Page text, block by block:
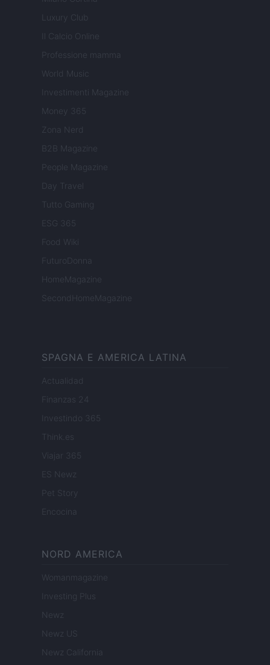
Luxury Club
Il Calcio Online
Professione mamma
World Music
Investimenti Magazine
Money 365
Zona Nerd
B2B Magazine
People Magazine
Day Travel
Tutto Gaming
ESG 365
Food Wiki
FuturoDonna
HomeMagazine
SecondHomeMagazine
SPAGNA E AMERICA LATINA
Actualidad
Finanzas 24
Investindo 365
Think.es
Viajar 365
ES Newz
Pet Story
Encocina
NORD AMERICA
Womanmagazine
Investing Plus
Newz
Newz US
Newz California